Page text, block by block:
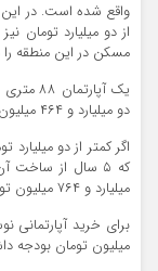
واقع شده است. در این
از دو میلیارد تومان
مسکن در این منطقه را
دو میلیارد و ۴۶۴ میلیون تومان به فروش می‌رسد.
که ۵ سال از
میلیارد و ۷۶۴ میلیون تومان است.
میلیون تومان بودجه